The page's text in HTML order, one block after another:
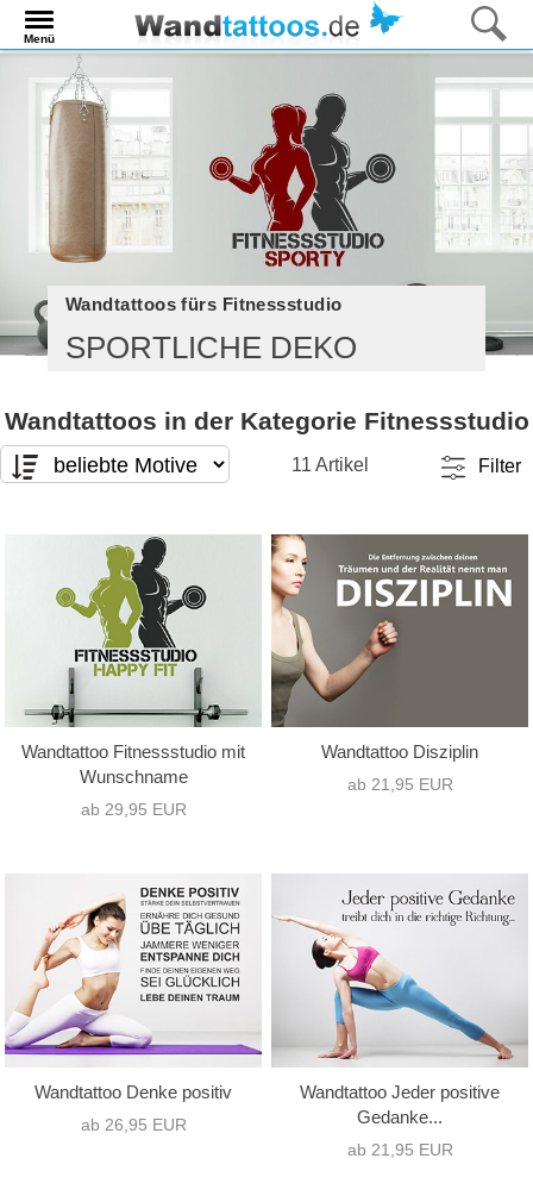
Menü
Wandtattoos fürs Fitnessstudio
SPORTLICHE DEKO
Wandtattoos in der Kategorie Fitnessstudio
11 Artikel Filter
nur Text (7)
nur Motiv(0)
Text mit Motiv
Hochformat(1)
Querformat
Quadrat
Wandtattoo Fitnessstudio mit
Wunschname
ab 29,95 EUR
Wandtattoo Disziplin
ab 21,95 EUR
Wandtattoo Denke positiv
ab 26,95 EUR
Wandtattoo Jeder positive
Gedanke...
ab 21,95 EUR